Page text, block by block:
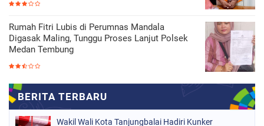
Rumah Fitri Lubis di Perumnas Mandala
Digasak Maling, Tunggu Proses Lanjut Polsek
Medan Tembung
Wakil Wali Kota Tanjungbalai Hadiri Kunker